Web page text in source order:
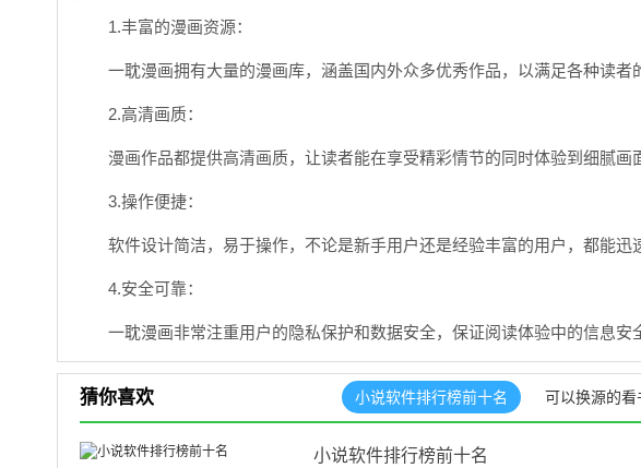
1.丰富的漫画资源：
一耽漫画拥有大量的漫画库，涵盖国内外众多优秀作品，以满足各种读者
2.高清画质：
漫画作品都提供高清画质，让读者能在享受精彩情节的同时体验到细腻画
3.操作便捷：
软件设计简洁，易于操作，不论是新手用户还是经验丰富的用户，都能迅
4.安全可靠：
一耽漫画非常注重用户的隐私保护和数据安全，保证阅读体验中的信息安
猜你喜欢 小说软件排行榜前十名 可以换源的看
小说软件排行榜前十名